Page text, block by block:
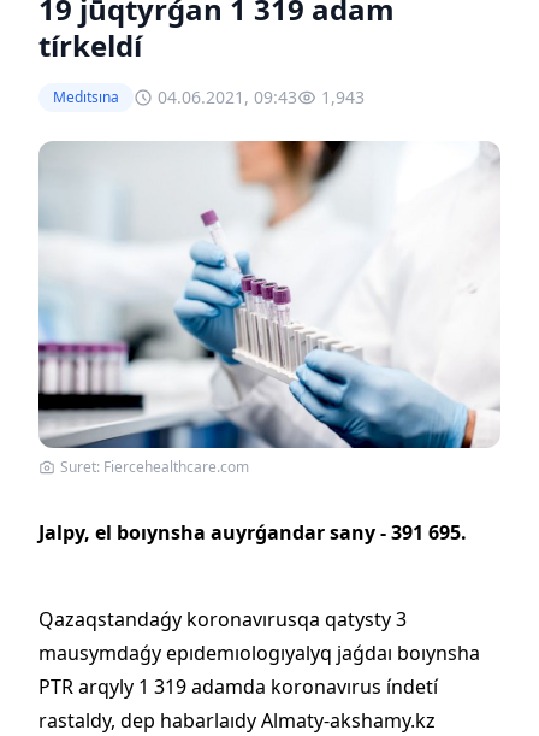
19 jūqtyrǵan 1 319 adam
tírkeldí
Medıtsına 04.06.2021, 09:43 1,943
Suret: Fiercehealthcare.com
Jalpy, el boıynsha auyrǵandar sany - 391 695.
Qazaqstandaǵy koronavırusqa qatysty 3
mausymdaǵy epıdemıologıyalyq jaǵdaı boıynsha
PTR arqyly 1 319 adamda koronavırus índetí
rastaldy, dep habarlaıdy Almaty-akshamy.kz